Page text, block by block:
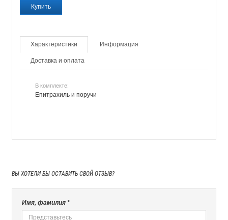
Характеристики Информация
Доставка и оплата
В комплекте:
Епитрахиль и поручи
ВЫ ХОТЕЛИ БЫ ОСТАВИТЬ СВОЙ ОТЗЫВ?
Имя, фамилия *